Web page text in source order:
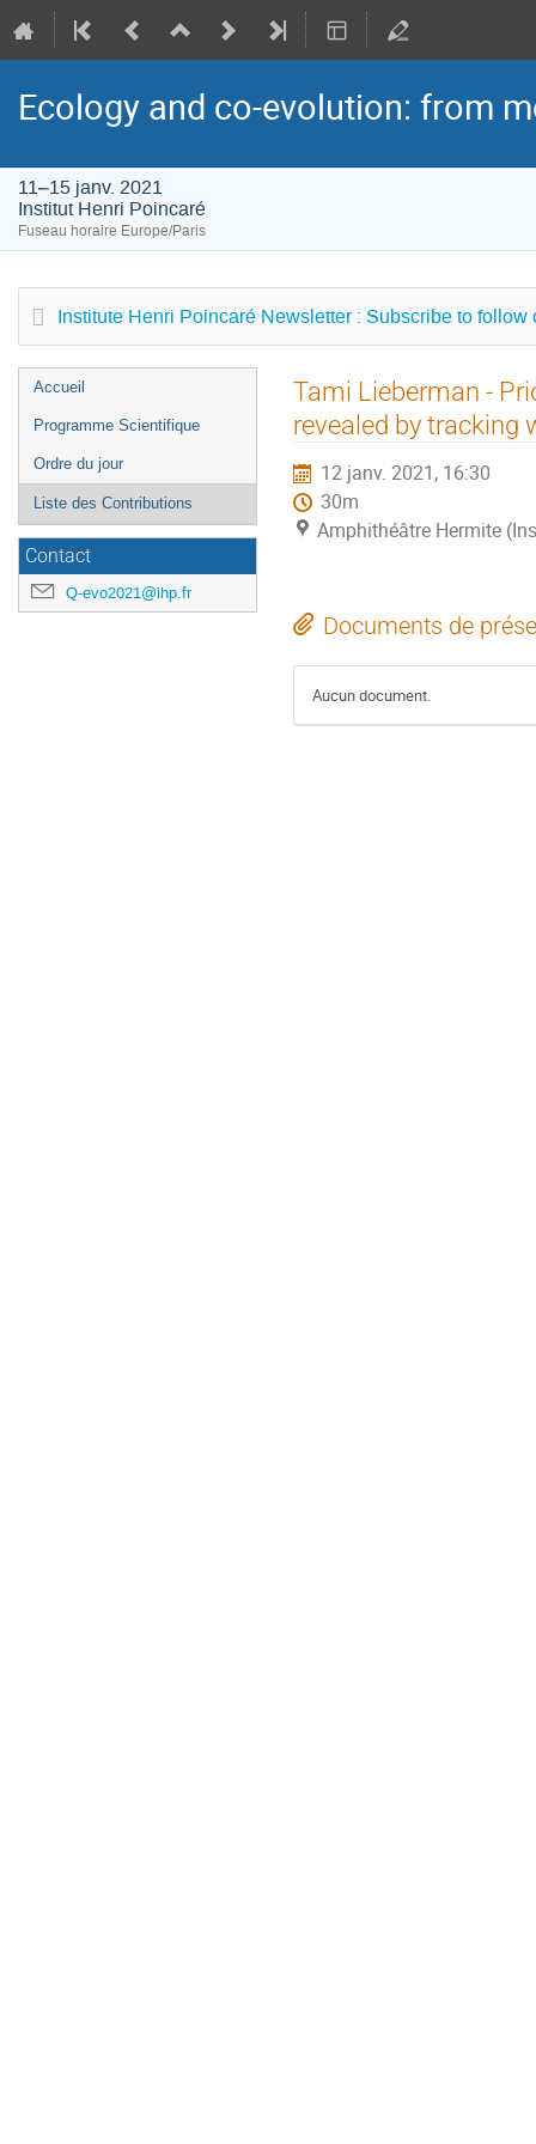
Ecology and co-evolution: from
11–15 janv. 2021
Institut Henri Poincaré
Fuseau horaire Europe/Paris
Institute Henri Poincaré Newsletter : Subscribe to follow
Menu
de
Accueil
Programme Scientifique
Ordre du jour
Liste des Contributions
Contact
Q-evo2021@ihp.fr
Tami Lieberman -
revealed by tracking
12 janv. 2021, 16:30
30m
Amphithéâtre Hermite
Documents de
Aucun document.